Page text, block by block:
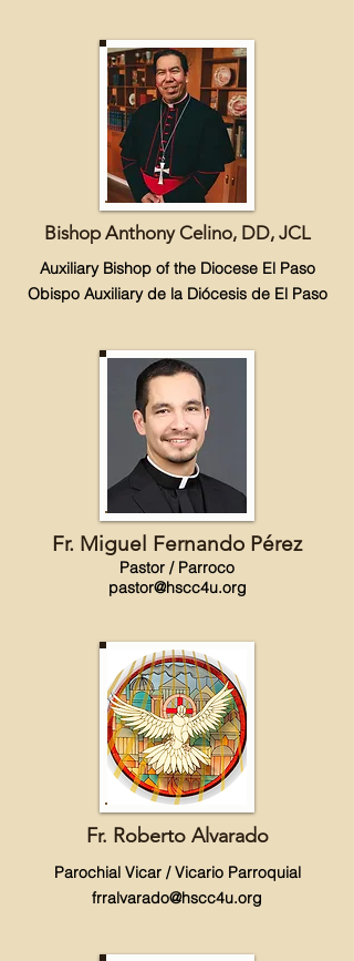
Bishop Anthony Celino, DD, JCL
Auxiliary Bishop of the Diocese El Paso
Obispo Auxiliary de la Diócesis de El Paso
​Fr. Miguel Fernando Pérez
Pastor / Parroco
pastor@hscc4u.org
Fr. Roberto Alvarado
Parochial Vicar / Vicario Parroquial
frralvarado@hscc4u.org